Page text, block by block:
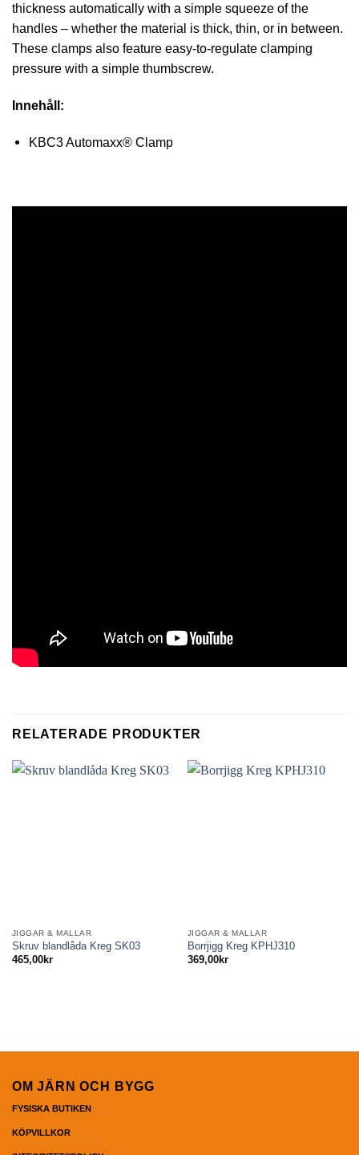
thickness automatically with a simple squeeze of the
handles – whether the material is thick, thin, or in between.
These clamps also feature easy-to-regulate clamping
pressure with a simple thumbscrew.
Innehåll:
KBC3 Automaxx® Clamp
RELATERADE PRODUKTER
JIGGAR & MALLAR
Skruv blandlåda Kreg SK03
465,00kr
JIGGAR & MALLAR
Borrjigg Kreg KPHJ310
369,00kr
OM JÄRN OCH BYGG
FYSISKA BUTIKEN
KÖPVILLKOR